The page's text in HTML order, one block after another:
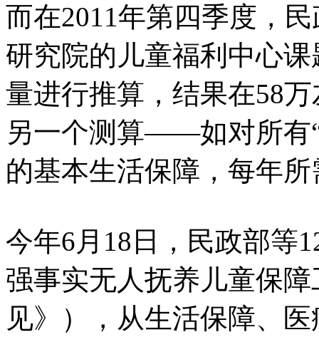
而在2011年第四季度，
研究院的儿童福利中心
量进行推算，结果在58
另一个测算——如对所有
的基本生活保障，每年
今年6月18日，民政部等
强事实无人抚养儿童保
见》），从生活保障、